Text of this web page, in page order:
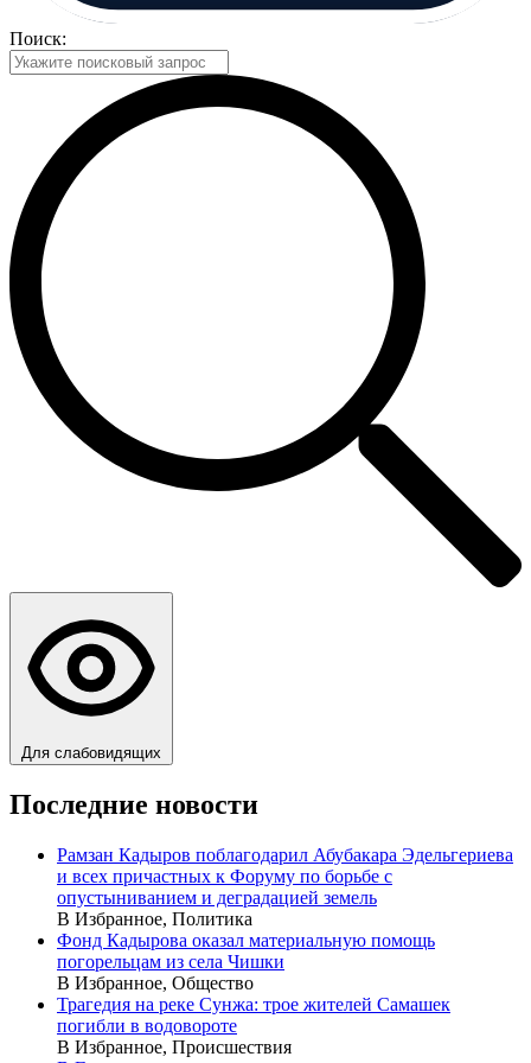
Поиск:
Для слабовидящих
Последние новости
Рамзан Кадыров поблагодарил Абубакара Эдельгериева
и всех причастных к Форуму по борьбе с
опустыниванием и деградацией земель
В Избранное, Политика
Фонд Кадырова оказал материальную помощь
погорельцам из села Чишки
В Избранное, Общество
Трагедия на реке Сунжа: трое жителей Самашек
погибли в водовороте
В Избранное, Происшествия